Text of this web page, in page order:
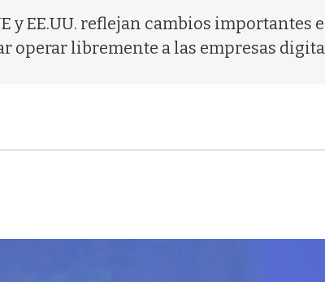
y EE.UU. reflejan cambios
operar libremente a las empresas